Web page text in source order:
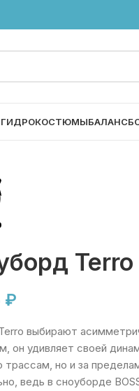
ГИДРОКОСТЮМЫ
₽
выбирают
он удивляет своей
трассам, но и за
ведь в сноуборде